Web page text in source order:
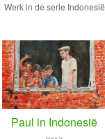
Werk in de serie Indonesië
Paul in Indonesië